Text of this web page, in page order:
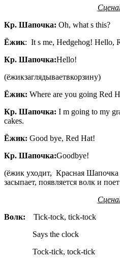
Сцена
Кр. Шапочка: Oh, what s this?
Ёжик: It s me, Hedgehog! Hello,
Кр. Шапочка:Hello!
(ёжикзаглядываетвкорзину)
Ёжик: Where are you going Red
Кр. Шапочка: I m going to my
cakes.
Ёжик: Good bye, Red Hat!
Кр. Шапочка:Goodbye!
(ёжик уходит, Красная Шапочка
засыпает, появляется волк и
Сцена
Волк: Tick-tock, tick-tock
Says the clock
Tock-tick, tock-tick